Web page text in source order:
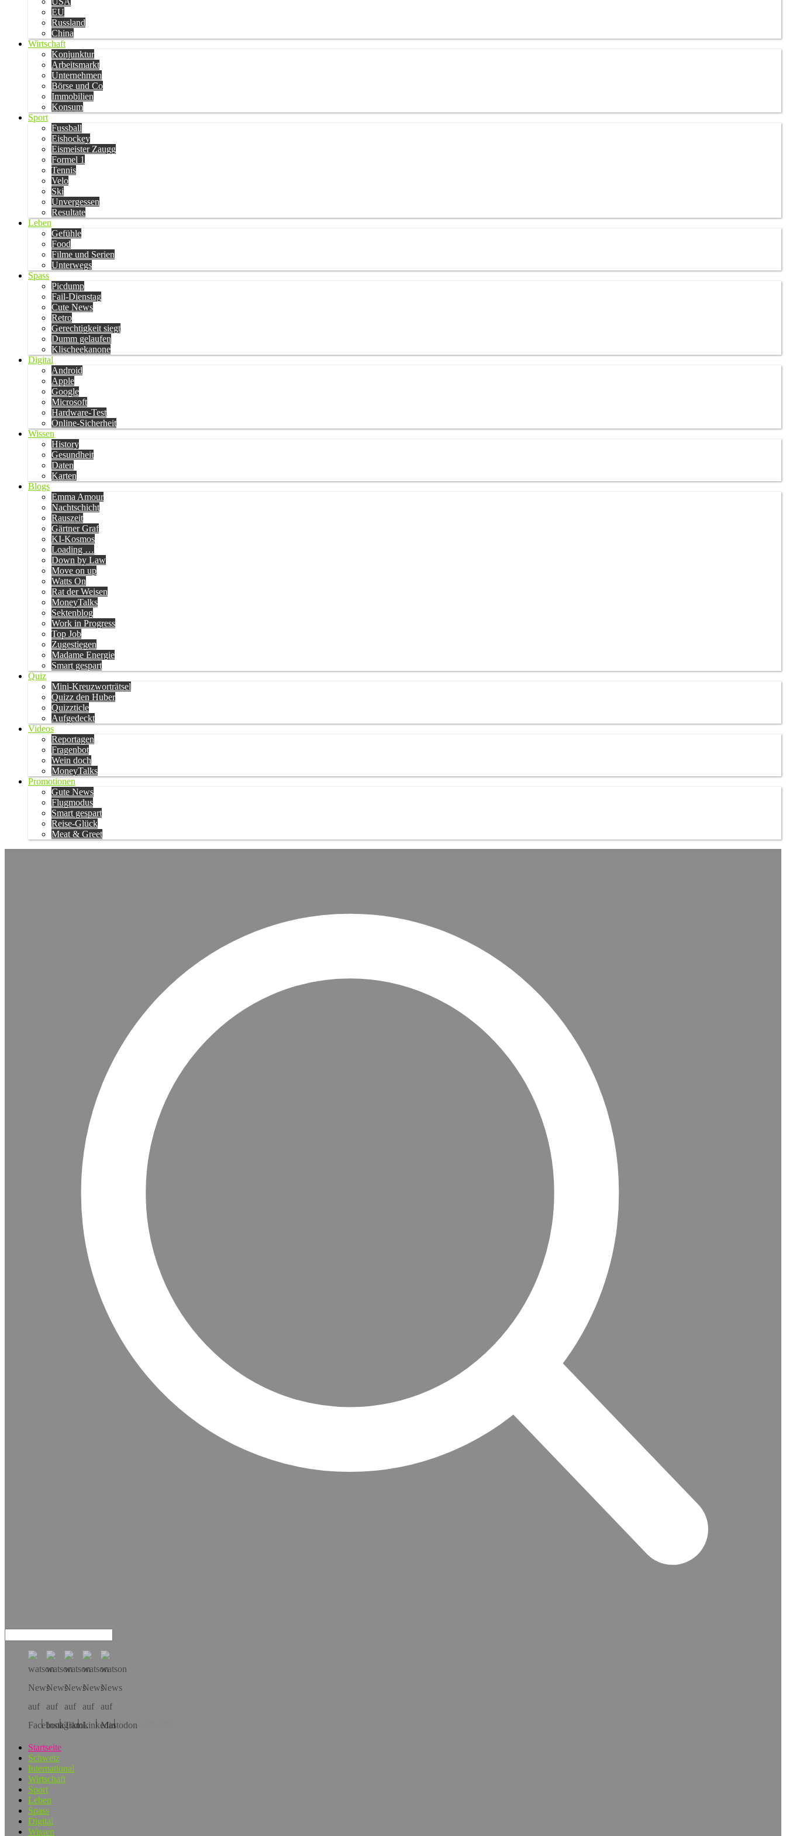
EU
Russland
China
Wirtschaft
Konjunktur
Arbeitsmarkt
Unternehmen
Börse und Co
Immobilien
Konsum
Sport
Fussball
Eishockey
Eismeister Zaugg
Formel 1
Tennis
Velo
Ski
Unvergessen
Resultate
Leben
Gefühle
Food
Filme und Serien
Unterwegs
Spass
Picdump
Fail-Dienstag
Cute News
Retro
Gerechtigkeit siegt
Dumm gelaufen
Klischeekanone
Digital
Android
Apple
Google
Microsoft
Hardware-Test
Online-Sicherheit
Wissen
History
Gesundheit
Daten
Karten
Blogs
Emma Amour
Nachtschicht
Rauszeit
Gärtner Graf
KI-Kosmos
Loading …
Down by Law
Move on up
Watts On
Rat der Weisen
MoneyTalks
Sektenblog
Work in Progress
Top Job
Zugestiegen
Madame Energie
Smart gespart
Quiz
Mini-Kreuzworträtsel
Quizz den Huber
Quizzticle
Aufgedeckt
Videos
Reportagen
Fragenbot
Wein doch
MoneyTalks
Promotionen
Gute News
Flugmodus
Smart gespart
Reise-Glück
Meat & Greet
Hol dir die App!
Startseite
Schweiz
International
Wirtschaft
Sport
Leben
Spass
Digital
Wissen